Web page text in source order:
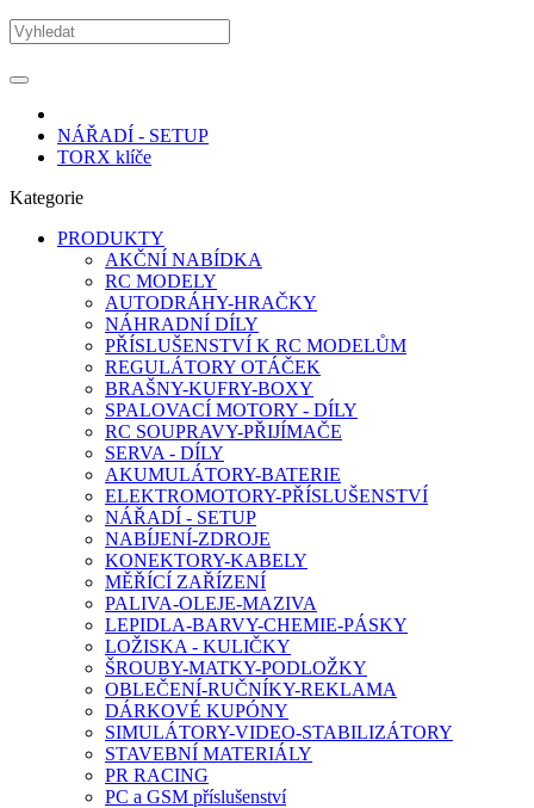
NÁŘADÍ - SETUP
TORX klíče
Kategorie
PRODUKTY
AKČNÍ NABÍDKA
RC MODELY
AUTODRÁHY-HRAČKY
NÁHRADNÍ DÍLY
PŘÍSLUŠENSTVÍ K RC MODELŮM
REGULÁTORY OTÁČEK
BRAŠNY-KUFRY-BOXY
SPALOVACÍ MOTORY - DÍLY
RC SOUPRAVY-PŘIJÍMAČE
SERVA - DÍLY
AKUMULÁTORY-BATERIE
ELEKTROMOTORY-PŘÍSLUŠENSTVÍ
NÁŘADÍ - SETUP
NABÍJENÍ-ZDROJE
KONEKTORY-KABELY
MĚŘÍCÍ ZAŘÍZENÍ
PALIVA-OLEJE-MAZIVA
LEPIDLA-BARVY-CHEMIE-PÁSKY
LOŽISKA - KULIČKY
ŠROUBY-MATKY-PODLOŽKY
OBLEČENÍ-RUČNÍKY-REKLAMA
DÁRKOVÉ KUPÓNY
SIMULÁTORY-VIDEO-STABILIZÁTORY
STAVEBNÍ MATERIÁLY
PR RACING
PC a GSM příslušenství